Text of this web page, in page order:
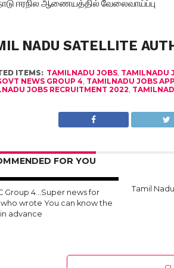
ஈரநில ஆணையத்தில் வேலைவாய்ப்பு
NADU SATELLITE
ITEMS: TAMILNADU JOBS, TAMILNADU
NEWS GROUP 4, TAMILNADU JOBS APP
JOBS RECRUITMENT 2022,
FOR YOU
Group 4…Super news for
wrote You can know the
advance
Tamil